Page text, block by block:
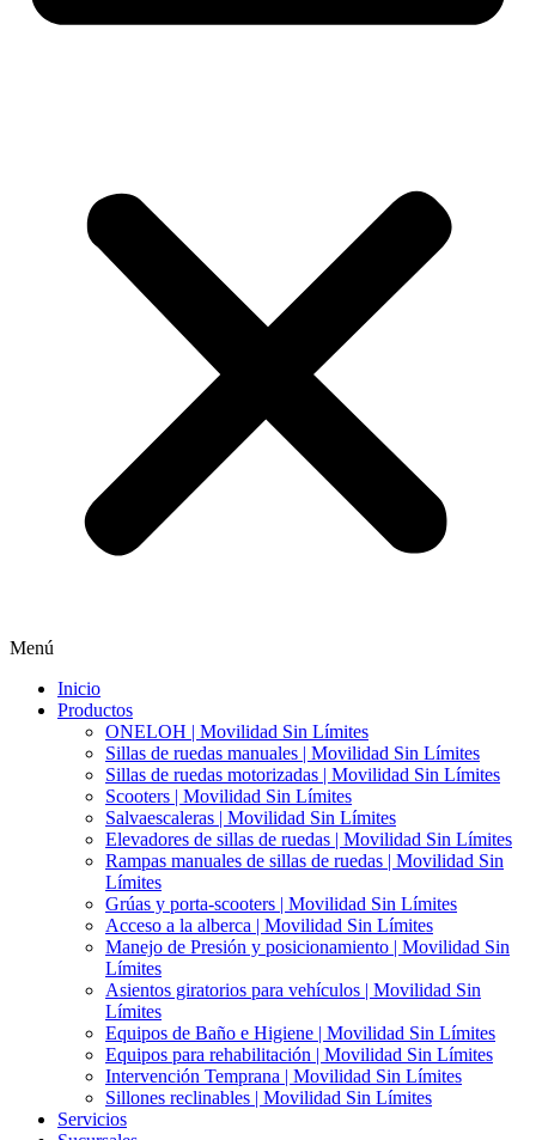
Menú
Inicio
Productos
ONELOH | Movilidad Sin Límites
Sillas de ruedas manuales | Movilidad Sin Límites
Sillas de ruedas motorizadas | Movilidad Sin Límites
Scooters | Movilidad Sin Límites
Salvaescaleras | Movilidad Sin Límites
Elevadores de sillas de ruedas | Movilidad Sin Límites
Rampas manuales de sillas de ruedas | Movilidad Sin
Límites
Grúas y porta-scooters | Movilidad Sin Límites
Acceso a la alberca | Movilidad Sin Límites
Manejo de Presión y posicionamiento | Movilidad Sin
Límites
Asientos giratorios para vehículos | Movilidad Sin
Límites
Equipos de Baño e Higiene | Movilidad Sin Límites
Equipos para rehabilitación | Movilidad Sin Límites
Intervención Temprana | Movilidad Sin Límites
Sillones reclinables | Movilidad Sin Límites
Servicios